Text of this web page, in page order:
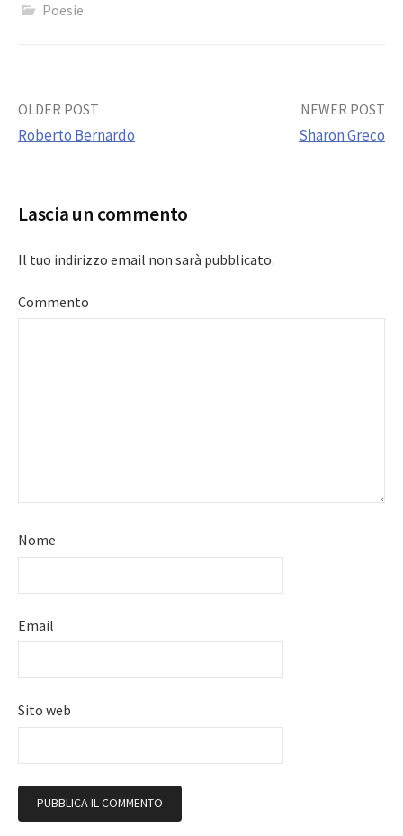
Poesie
Post
OLDER POST
Roberto Bernardo
NEWER POST
Sharon Greco
Lascia un commento
Il tuo indirizzo email non sarà pubblicato.
Commento
Nome
Email
Sito web